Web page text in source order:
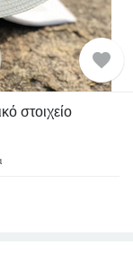
favorite
στοιχείο